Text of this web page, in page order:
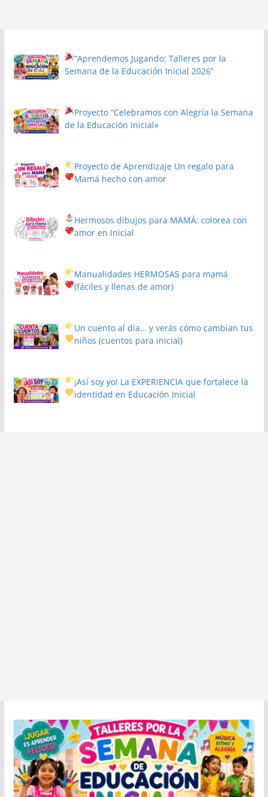
“Aprendemos Jugando: Talleres por la
Semana de la Educación Inicial 2026”
Proyecto“Celebramos con Alegría la Semana
de la Educación Inicial»
Proyecto de Aprendizaje Un regalo para
Mamá hecho con amor
Hermosos dibujos para MAMÁ: colorea con
amor en Inicial
Manualidades HERMOSAS para mamá
(fáciles y llenas de amor)
Un cuento al día… y verás cómo cambian tus
niños(cuentos para inicial)
¡Así soy yo! La EXPERIENCIA que fortalece la
identidad en Educación Inicial